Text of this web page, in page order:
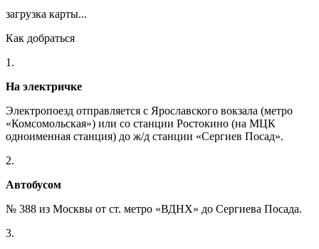
загрузка карты...
Как добраться
1.
На электричке
Электропоезд отправляется с Ярославского вокзала (метро
«Комсомольская») или со станции Ростокино (на МЦК
одноименная станция) до ж/д станции «Сергиев Посад».
2.
Автобусом
№ 388 из Москвы от ст. метро «ВДНХ» до Сергиева Посада.
3.